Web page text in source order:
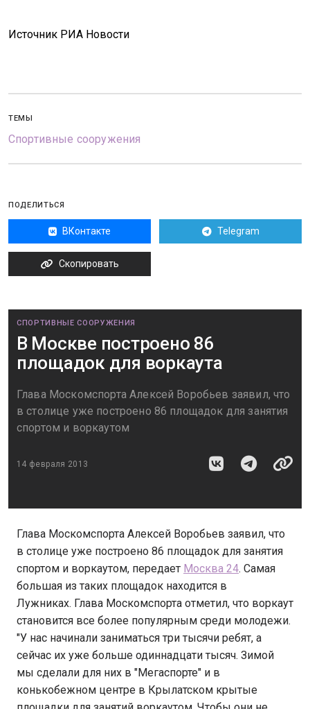
Источник РИА Новости
ТЕМЫ
Спортивные сооружения
ПОДЕЛИТЬСЯ
ВКонтакте Telegram
Скопировать
СПОРТИВНЫЕ СООРУЖЕНИЯ
В Москве построено 86
площадок для воркаута
Глава Москомспорта Алексей Воробьев заявил, что
в столице уже построено 86 площадок для занятия
спортом и воркаутом
14 февраля 2013
Глава Москомспорта Алексей Воробьев заявил, что
в столице уже построено 86 площадок для занятия
спортом и воркаутом, передает Москва 24. Самая
большая из таких площадок находится в
Лужниках. Глава Москомспорта отметил, что воркаут
становится все более популярным среди молодежи.
"У нас начинали заниматься три тысячи ребят, а
сейчас их уже больше одиннадцати тысяч. Зимой
мы сделали для них в "Мегаспорте" и в
конькобежном центре в Крылатском крытые